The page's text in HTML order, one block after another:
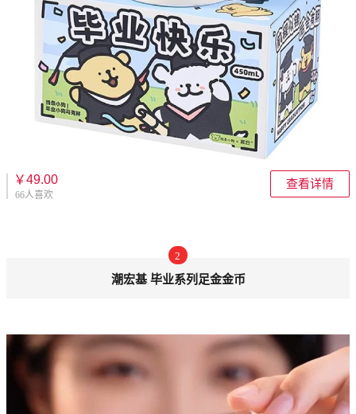
￥49.00
66人喜欢
查看详情
2
潮宏基 毕业系列足金金币